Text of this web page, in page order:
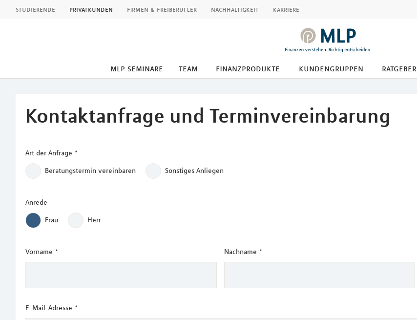
studierende privatkunden firmen & freiberufler nachhaltigkeit karriere
mlp seminare team finanzprodukte kundengruppen ratgeber
Kontaktanfrage und Terminvereinbarung
Art der Anfrage *
Beratungstermin vereinbaren
Sonstiges Anliegen
Anrede
Frau
Herr
Vorname * Nachname *
E-Mail-Adresse *